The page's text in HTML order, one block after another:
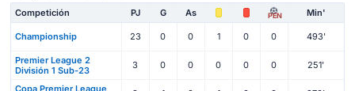
Competición PJ G As PEN Min'
Championship 23 0 0 1 0 0 493'
Premier League 2
División 1 Sub-23
3 0 0 0 0 0 251'
Copa Premier League